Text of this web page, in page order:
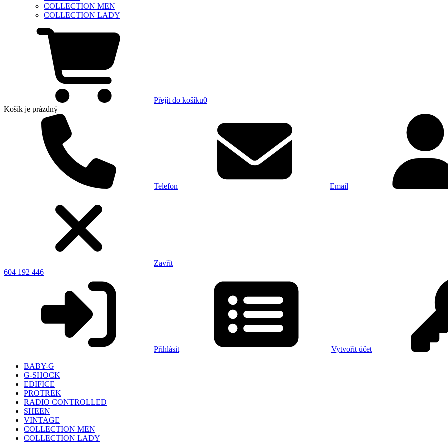
COLLECTION MEN
COLLECTION LADY
Přejít do košíku0
Košík je prázdný
Telefon Email
Zavřít
604 192 446
Přihlásit
Vytvořit účet
BABY-G
G-SHOCK
EDIFICE
PROTREK
RADIO CONTROLLED
SHEEN
VINTAGE
COLLECTION MEN
COLLECTION LADY